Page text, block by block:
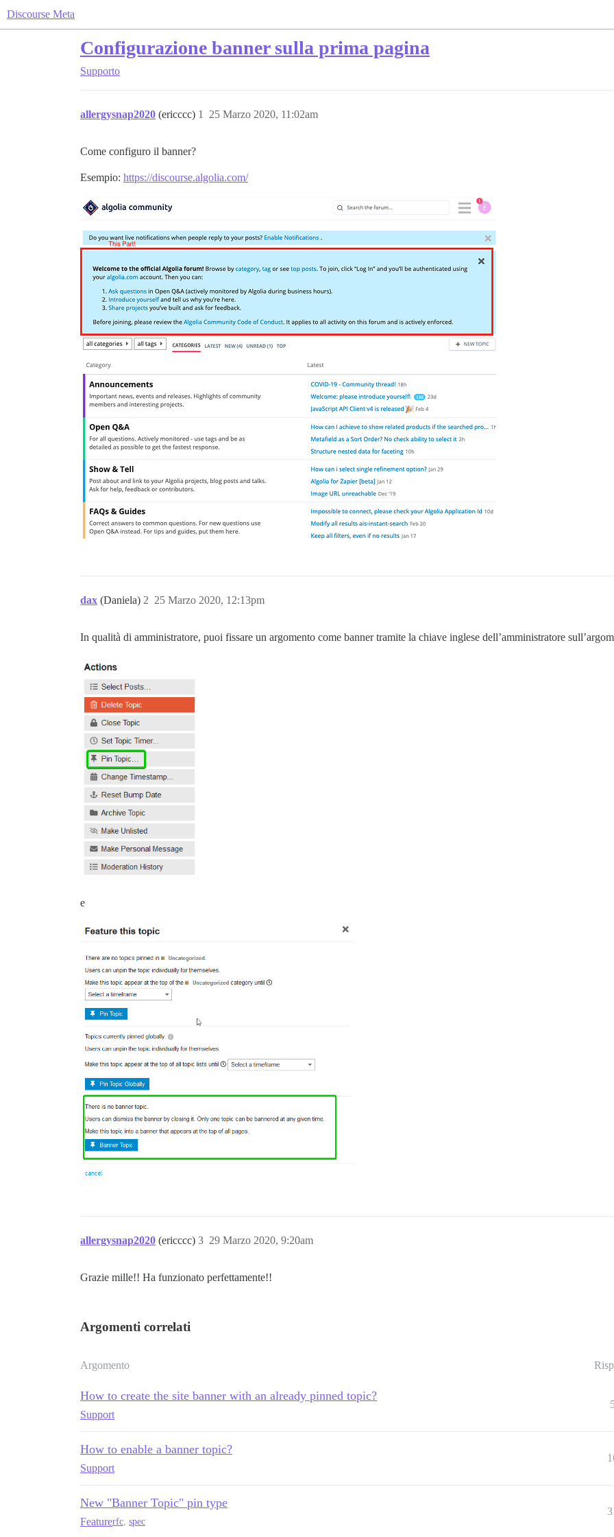
Discourse Meta
Configurazione banner sulla prima pagina
Supporto
allergysnap2020 (ericccc) 25 Marzo 2020, 11:02am
1
Come configuro il banner?
Esempio: https://discourse.algolia.com/
dax (Daniela) 25 Marzo 2020, 12:13pm
2
In qualità di amministratore, puoi fissare un argomento come banner tramite la chiave inglese dell’amministratore
e
allergysnap2020 (ericccc) 29 Marzo 2020, 9:20am
3
Grazie mille!! Ha funzionato perfettamente!!
Argomenti correlati
Argomento
How to create the site banner with an already pinned topic?
Support
How to enable a banner topic?
Support
New "Banner Topic" pin type
Featurerfc, spec